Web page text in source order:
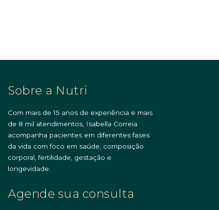
Sobre a Nutri
Com mais de 15 anos de experiência e mais
de 8 mil atendimentos, Isabella Correia
acompanha pacientes em diferentes fases
da vida com foco em saúde, composição
corporal, fertilidade, gestação e
longevidade.
Agende sua consulta